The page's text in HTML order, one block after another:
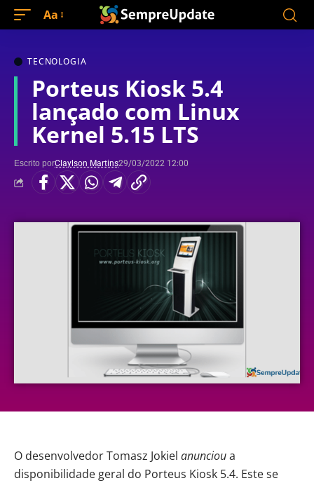
Aa
TECNOLOGIA
Porteus Kiosk 5.4
lançado com Linux
Kernel 5.15 LTS
Escrito porClaylson Martins29/03/2022 12:00
O desenvolvedor Tomasz Jokiel anuncioua
disponibilidade geral do Porteus Kiosk 5.4. Este se